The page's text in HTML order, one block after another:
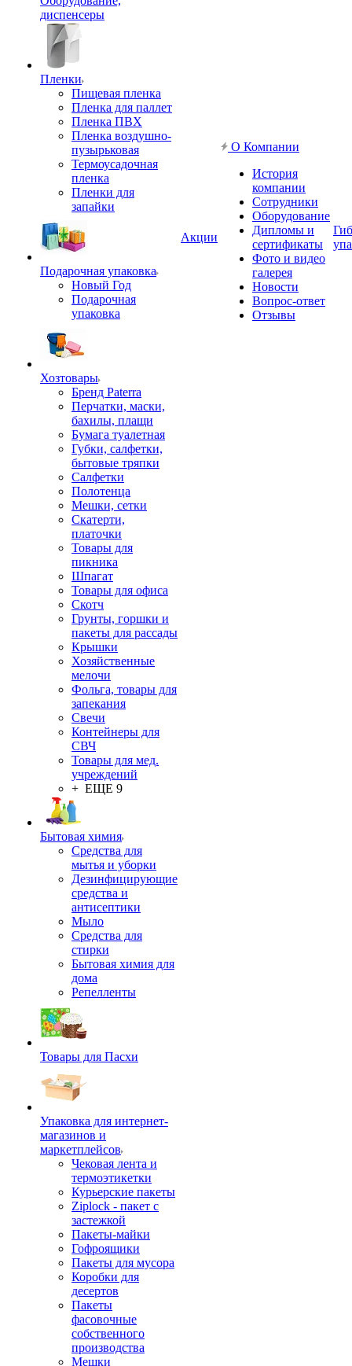
диспенсеры
Пленки
Пищевая пленка
Пленка для паллет
Пленка ПВХ
Пленка воздушно-
пузырьковая
Термоусадочная
пленка
Пленки для
запайки
Подарочная упаковка
Новый Год
Подарочная
упаковка
Хозтовары
Бренд Paterra
Перчатки, маски,
бахилы, плащи
Бумага туалетная
Губки, салфетки,
бытовые тряпки
Салфетки
Полотенца
Мешки, сетки
Скатерти,
платочки
Товары для
пикника
Шпагат
Товары для офиса
Скотч
Грунты, горшки и
пакеты для рассады
Крышки
Хозяйственные
мелочи
Фольга, товары для
запекания
Свечи
Контейнеры для
СВЧ
Товары для мед.
учреждений
+ ЕЩЕ 9
Бытовая химия
Средства для
мытья и уборки
Дезинфицирующие
средства и
антисептики
Мыло
Средства для
стирки
Бытовая химия для
дома
Репелленты
Товары для Пасхи
Упаковка для интернет-
магазинов и
маркетплейсов
Чековая лента и
термоэтикетки
Курьерские пакеты
Ziplock - пакет с
застежкой
Пакеты-майки
Гофроящики
Пакеты для мусора
Коробки для
десертов
Пакеты
фасовочные
собственного
производства
Мешки
Акции
О Компании
История
компании
Сотрудники
Оборудование
Дипломы и
сертификаты
Фото и видео
галерея
Новости
Вопрос-ответ
Отзывы